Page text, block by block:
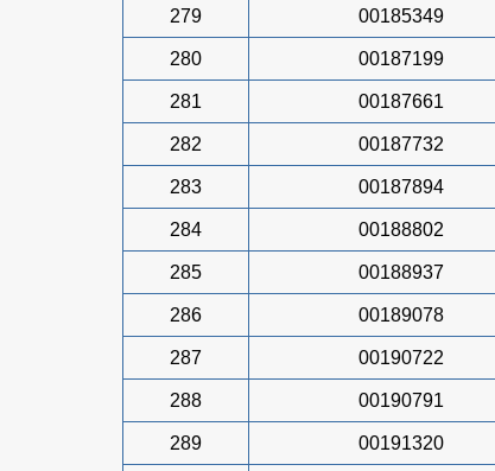
279 00185349
280 00187199
281 00187661
282 00187732
283 00187894
284 00188802
285 00188937
286 00189078
287 00190722
288 00190791
289 00191320